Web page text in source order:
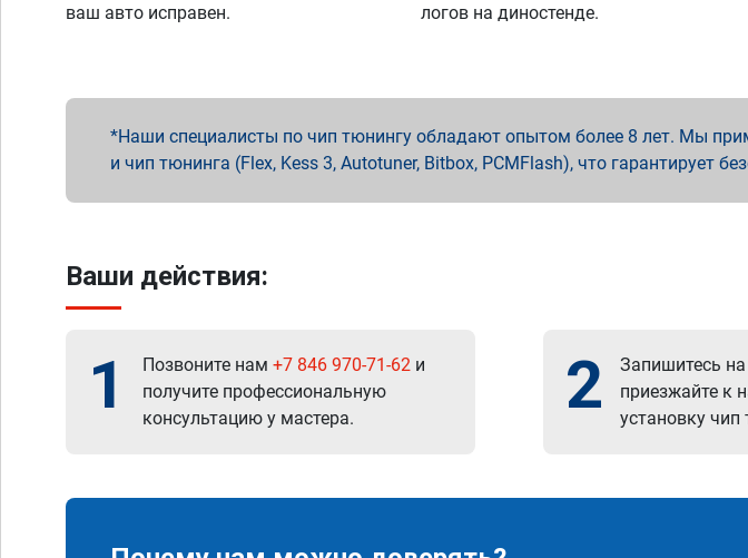
ваш авто исправен.
логов на диностенде.
Наши специалисты по чип тюнингу обладают опытом более 8 лет. Мы
и чип тюнинга (Flex, Kess 3, Autotuner, Bitbox, PCMFlash), что гарантирует
Ваши действия:
1 Позвоните нам +7 846 970-71-62 и
получите профессиональную
консультацию у мастера.
2
Запишитесь
приезжайте к
установку чип